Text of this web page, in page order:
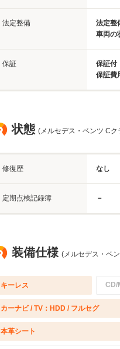
法定整備
法定整
車両の
保証
保証
保証費
状態 (メルセデス・ベンツ C
修復歴 なし
定期点検記録簿 －
装備仕様 (メルセデス・ベ
キーレス CD/
カーナビ / TV：HDD / フルセグ
本革シート